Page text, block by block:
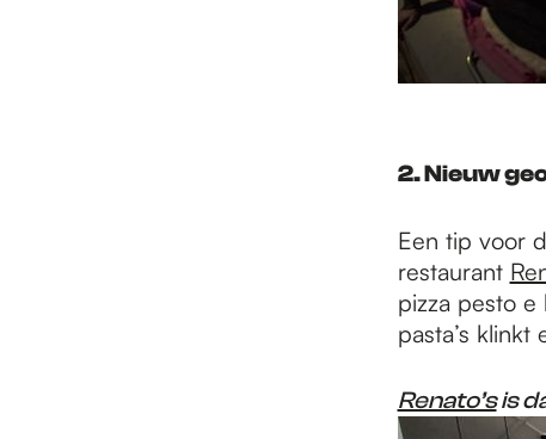
2. Nieuw
Een tip voor
restaurant
pizza pesto e
pasta’s
Renato’sis